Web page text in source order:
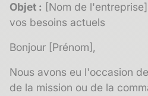
Objet : [Nom de
vos besoins actuels
Bonjour [Prénom],
Nous avons eu l'occasion
de la mission ou de la